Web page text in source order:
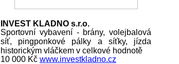
INVEST KLADNO s.r.o.
Sportovní vybavení - brány, volejbalová
síť, pingponkové pálky a síťky, jízda
historickým vláčkem v celkové hodnotě
10 000 Kč www.investkladno.cz